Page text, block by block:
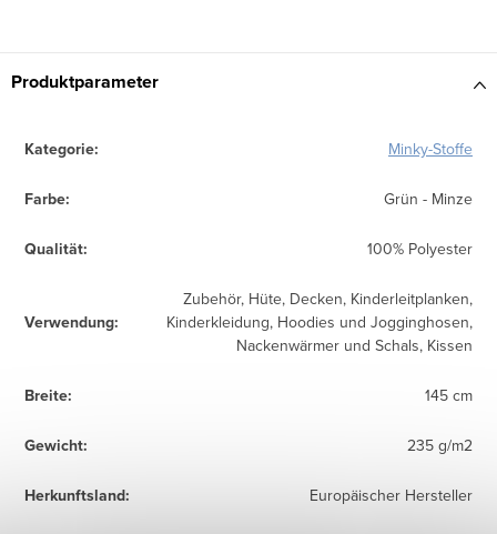
Produktparameter
Kategorie: Minky-Stoffe
Farbe: Grün - Minze
Qualität: 100% Polyester
Verwendung:
Zubehör, Hüte, Decken, Kinderleitplanken,
Kinderkleidung, Hoodies und Jogginghosen,
Nackenwärmer und Schals, Kissen
Breite: 145 cm
Gewicht: 235 g/m2
Herkunftsland: Europäischer Hersteller